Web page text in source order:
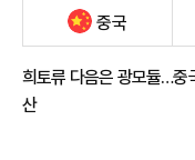
중국
희토류 다음은 광모듈…중
산